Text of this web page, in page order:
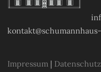
Impressum | Datenschutz